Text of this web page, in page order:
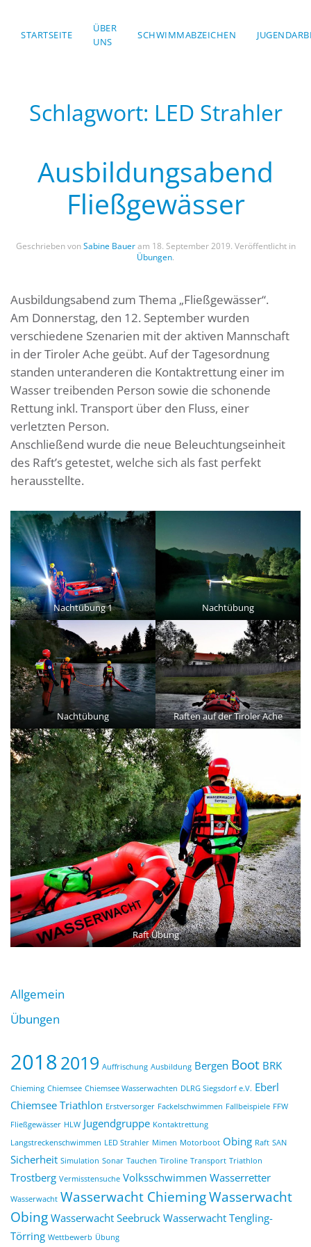
Skip to main content
STARTSEITE
ÜBER
UNS
SCHWIMMABZEICHEN
Schlagwort: LED Strahler
Ausbildungsabend
Fließgewässer
Geschrieben vonSabine Baueram 18. September 2019. Veröffentlicht in
Übungen.
Ausbildungsabend zum Thema „Fließgewässer“.
Am Donnerstag, den 12. September wurden
verschiedene Szenarien mit der aktiven Mannschaft
in der Tiroler Ache geübt. Auf der Tagesordnung
standen unteranderen die Kontaktrettung einer im
Wasser treibenden Person sowie die schonende
Rettung inkl. Transport über den Fluss, einer
verletzten Person.
Anschließend wurde die neue Beleuchtungseinheit
des Raft’s getestet, welche sich als fast perfekt
herausstellte.
Nachtübung 1 Nachtübung
Nachtübung Raften auf der Tiroler Ache
Raft Übung
Allgemein
Übungen
2018 2019 Auffrischung Ausbildung Bergen Boot BRK
Chieming Chiemsee Chiemsee Wasserwachten DLRG Siegsdorf e.V. Eberl
Chiemsee Triathlon Erstversorger Fackelschwimmen Fallbeispiele FFW
Fließgewässer HLW Jugendgruppe Kontaktrettung
Langstreckenschwimmen LED Strahler Mimen Motorboot Obing Raft SAN
Sicherheit Simulation Sonar Tauchen Tiroline Transport Triathlon
Trostberg Vermisstensuche Volksschwimmen Wasserretter
Wasserwacht Wasserwacht ChiemingWasserwacht
ObingWasserwacht SeebruckWasserwacht Tengling-
Törring Wettbewerb Übung